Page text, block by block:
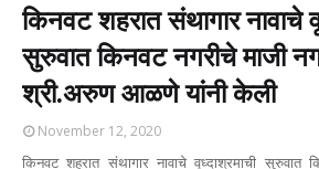
किनवट शहरात संथागार नावाचे
सुरुवात किनवट नगरीचे माजी
श्री.अरुण आळणे यांनी केली
November 12, 2020
किनवट शहरात संथागार नावाचे वूध्दाश्रमाची सुरुवात